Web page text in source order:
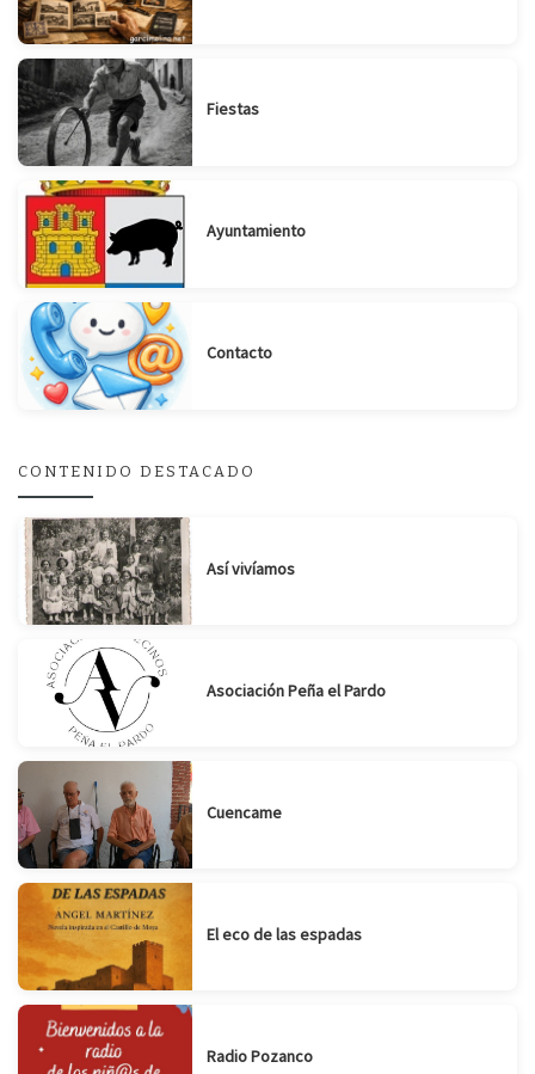
Fiestas
Ayuntamiento
Contacto
CONTENIDO DESTACADO
Así vivíamos
Asociación Peña el Pardo
Cuencame
El eco de las espadas
Radio Pozanco